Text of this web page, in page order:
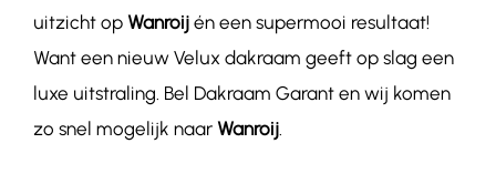
uitzicht op Wanroijén een supermooi resultaat!
Want een nieuw Velux dakraam geeft op slag een
luxe uitstraling. Bel Dakraam Garant en wij komen
zo snel mogelijk naar Wanroij.